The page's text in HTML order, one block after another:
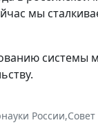
мы
системы
России,